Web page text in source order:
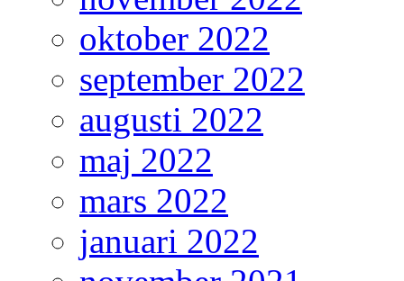
oktober 2022
september 2022
augusti 2022
maj 2022
mars 2022
januari 2022